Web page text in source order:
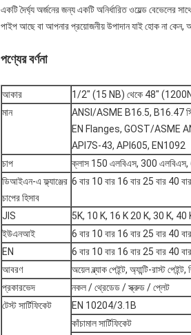
একটি দৈর্ঘ্য অর্জনের জন্য একটি অনির্ধারিত ওয়েল্ড বেভেলের
পাইপ আছে বা আপনার প্রয়োজনীয় উপাদান যাই হোক না কেন,
পণ্যের বর্ণনা
আকার
1/2" (15 NB) থেকে 48"
মান
ANSI/ASME B16.5, B16.47
EN Flanges, GOST/ASME
API7S-43, API605, EN1092
চাপ
ক্লাস 150 এলবিএস, 300 এলবিএস,
ডিআইএন-এ ফ্ল্যাঞ্জের
চাপের হিসাব
6 বার 10 বার 16 বার 25 বার
JIS
5K, 10 K, 16 K 20 K, 30 K, 40 K,
ইউএনআই
6 বার 10 বার 16 বার 25 বার 40 বার
EN
6 বার 10 বার 16 বার 25 বার 40 বার
আবরণ
অয়েল ব্ল্যাক পেইন্ট, অ্যান্টি-রাস্ট
প্রকারভেদ
নকল / থ্রেডেড / স্ক্রুড / প্লেট
টেস্ট সার্টিফিকেট
EN 10204/3.1B
কাঁচামাল সার্টিফিকেট